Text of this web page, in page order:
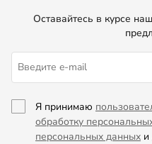
Оставайтесь в курсе
Я принимаю
обработку
персональных данных и